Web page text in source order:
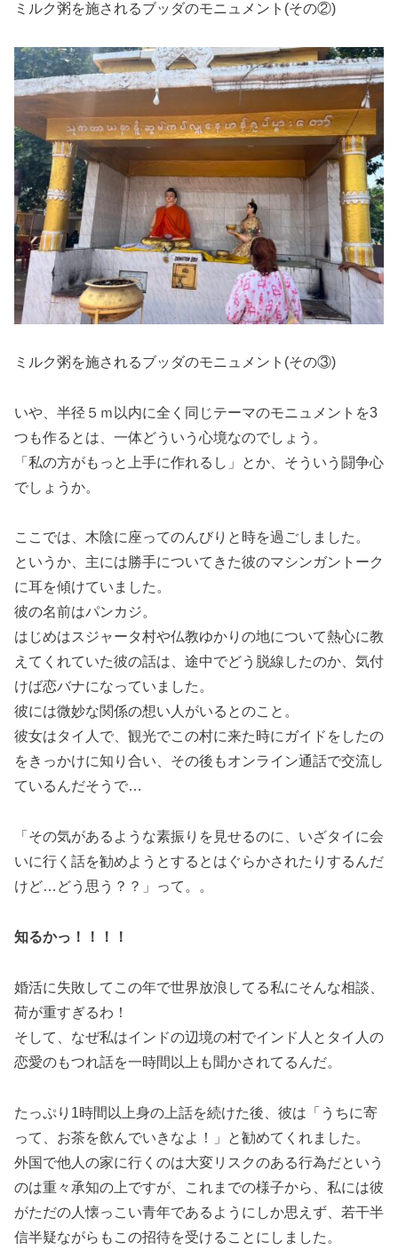
ミルク粥を施されるブッダのモニュメント(その②)
ミルク粥を施されるブッダのモニュメント(その③)
いや、半径５ｍ以内に全く同じテーマのモニュメントを3
つも作るとは、一体どういう心境なのでしょう。
「私の方がもっと上手に作れるし」とか、そういう闘争心
でしょうか。
ここでは、木陰に座ってのんびりと時を過ごしました。
というか、主には勝手についてきた彼のマシンガントーク
に耳を傾けていました。
彼の名前はパンカジ。
はじめはスジャータ村や仏教ゆかりの地について熱心に教
えてくれていた彼の話は、途中でどう脱線したのか、気付
けば恋バナになっていました。
彼には微妙な関係の想い人がいるとのこと。
彼女はタイ人で、観光でこの村に来た時にガイドをしたの
をきっかけに知り合い、その後もオンライン通話で交流し
ているんだそうで…
「その気があるような素振りを見せるのに、いざタイに会
いに行く話を勧めようとするとはぐらかされたりするんだ
けど…どう思う？？」って。。
知るかっ！！！！
婚活に失敗してこの年で世界放浪してる私にそんな相談、
荷が重すぎるわ！
そして、なぜ私はインドの辺境の村でインド人とタイ人の
恋愛のもつれ話を一時間以上も聞かされてるんだ。
たっぷり1時間以上身の上話を続けた後、彼は「うちに寄
って、お茶を飲んでいきなよ！」と勧めてくれました。
外国で他人の家に行くのは大変リスクのある行為だという
のは重々承知の上ですが、これまでの様子から、私には彼
がただの人懐っこい青年であるようにしか思えず、若干半
信半疑ながらもこの招待を受けることにしました。